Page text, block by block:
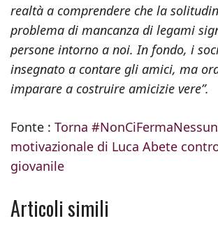
realtà a comprendere che la
problema di mancanza di legami
persone intorno a noi. In fondo, i
insegnato a contare gli amici, ma
imparare a costruire amicizie vere”.
Fonte : Torna
motivazionale di Luca Abete
giovanile
Articoli simili